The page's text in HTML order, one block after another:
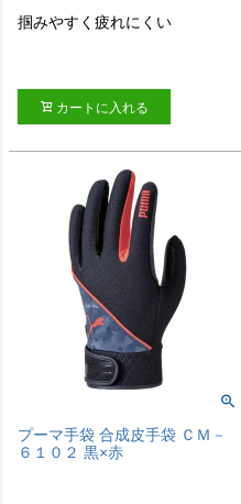
掴みやすく疲れにくい
カートに入れる
プーマ手袋 合成皮手袋 ＣＭ－
６１０２ 黒×赤